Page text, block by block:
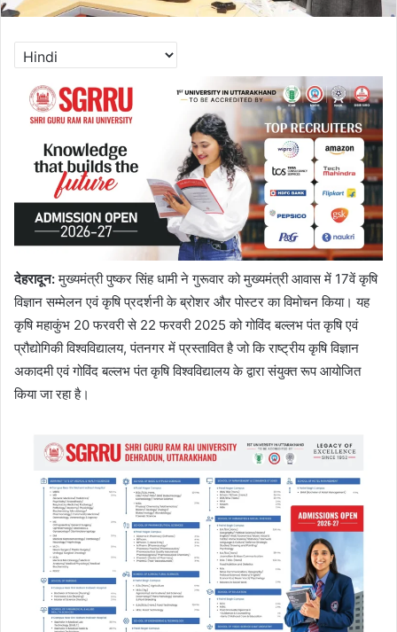
देहरादून:मुख्यमंत्री पुष्कर सिंह धामी ने गुरूवार को मुख्यमंत्री आवास में 17वें कृषि
विज्ञान सम्मेलन एवं कृषि प्रदर्शनी के ब्रोशर और पोस्टर का विमोचन किया। यह
कृषि महाकुंभ 20 फरवरी से 22 फरवरी 2025 को गोविंद बल्लभ पंत कृषि एवं
प्रौद्योगिकी विश्वविद्यालय, पंतनगर में प्रस्तावित है जो कि राष्ट्रीय कृषि विज्ञान
अकादमी एवं गोविंद बल्लभ पंत कृषि विश्वविद्यालय के द्वारा संयुक्त रूप आयोजित
किया जा रहा है।